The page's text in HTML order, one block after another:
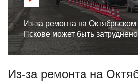
Из-за ремонта на Октябрьском
Пскове может быть
Из-за ремонта на